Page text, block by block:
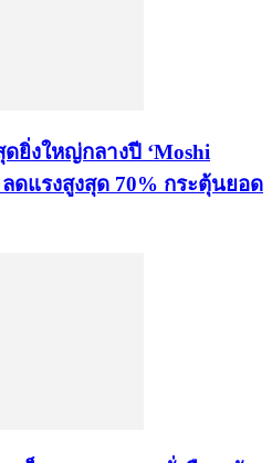
ยิ่งใหญ่กลางปี ‘Moshi
ลดแรงสูงสุด 70% กระตุ้นยอด